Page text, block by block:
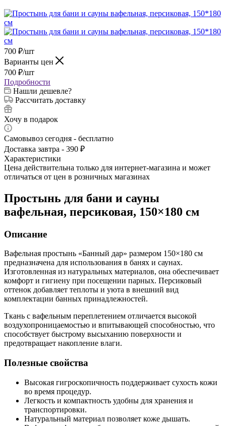
700 ₽/шт
Варианты цен
700 ₽/шт
Подробности
Нашли дешевле?
Рассчитать доставку
Хочу в подарок
Самовывоз сегодня - бесплатно
Доставка завтра - 390 ₽
Характеристики
Цена действительна только для интернет-магазина и может
отличаться от цен в розничных магазинах
Простынь для бани и сауны
вафельная, персиковая, 150×180 см
Описание
Вафельная простынь «Банный дар» размером 150×180 см
предназначена для использования в банях и саунах.
Изготовленная из натуральных материалов, она обеспечивает
комфорт и гигиену при посещении парных. Персиковый
оттенок добавляет теплоты и уюта в внешний вид
комплектации банных принадлежностей.
Ткань с вафельным переплетением отличается высокой
воздухопроницаемостью и впитывающей способностью, что
способствует быстрому высыханию поверхности и
предотвращает накопление влаги.
Полезные свойства
Высокая гигроскопичность поддерживает сухость кожи
во время процедур.
Легкость и компактность удобны для хранения и
транспортировки.
Натуральный материал позволяет коже дышать.